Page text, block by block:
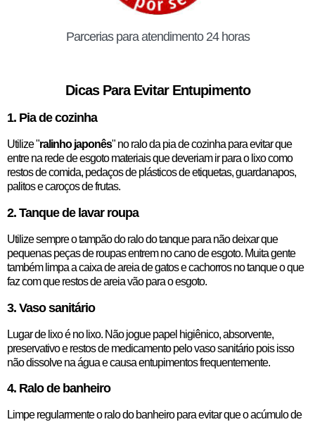
Parcerias para atendimento 24 horas
Dicas Para Evitar Entupimento
1. Pia de cozinha
Utilize "ralinho japonês" no ralo da pia de cozinha para evitar que
entre na rede de esgoto materiais que deveriam ir para o lixo como
restos de comida, pedaços de plásticos de etiquetas, guardanapos,
palitos e caroços de frutas.
2. Tanque de lavar roupa
Utilize sempre o tampão do ralo do tanque para não deixar que
pequenas peças de roupas entrem no cano de esgoto. Muita gente
também limpa a caixa de areia de gatos e cachorros no tanque o que
faz com que restos de areia vão para o esgoto.
3. Vaso sanitário
Lugar de lixo é no lixo. Não jogue papel higiênico, absorvente,
preservativo e restos de medicamento pelo vaso sanitário pois isso
não dissolve na água e causa entupimentos frequentemente.
4. Ralo de banheiro
Limpe regularmente o ralo do banheiro para evitar que o acúmulo de